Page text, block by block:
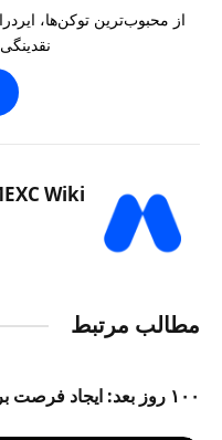
از محبوب‌ترین توکن‌ها،
Wiki
مطالب مرتبط
۱۰۰ روز بعد: ایجاد فرصت برای همه